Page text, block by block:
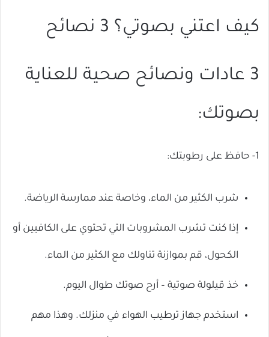
كيف اعتني بصوتي؟ 3 نصائح
3 عادات ونصائح صحية للعناية
بصوتك:
1- حافظ على رطوبتك:
شرب الكثير من الماء، وخاصة عند ممارسة الرياضة.
إذا كنت تشرب المشروبات التي تحتوي على الكافيين أو
الكحول، قم بموازنة تناولك مع الكثير من الماء.
خذ قيلولة صوتية – أرح صوتك طوال اليوم.
استخدم جهاز ترطيب الهواء في منزلك. وهذا مهم